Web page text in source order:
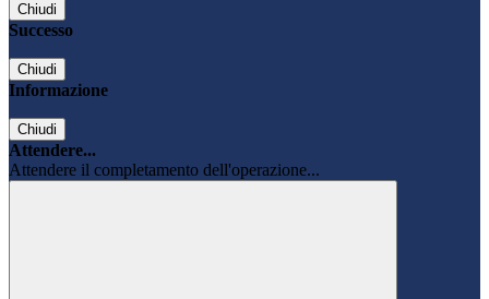
Chiudi
Successo
Chiudi
Informazione
Chiudi
Attendere...
Attendere il completamento dell'operazione...